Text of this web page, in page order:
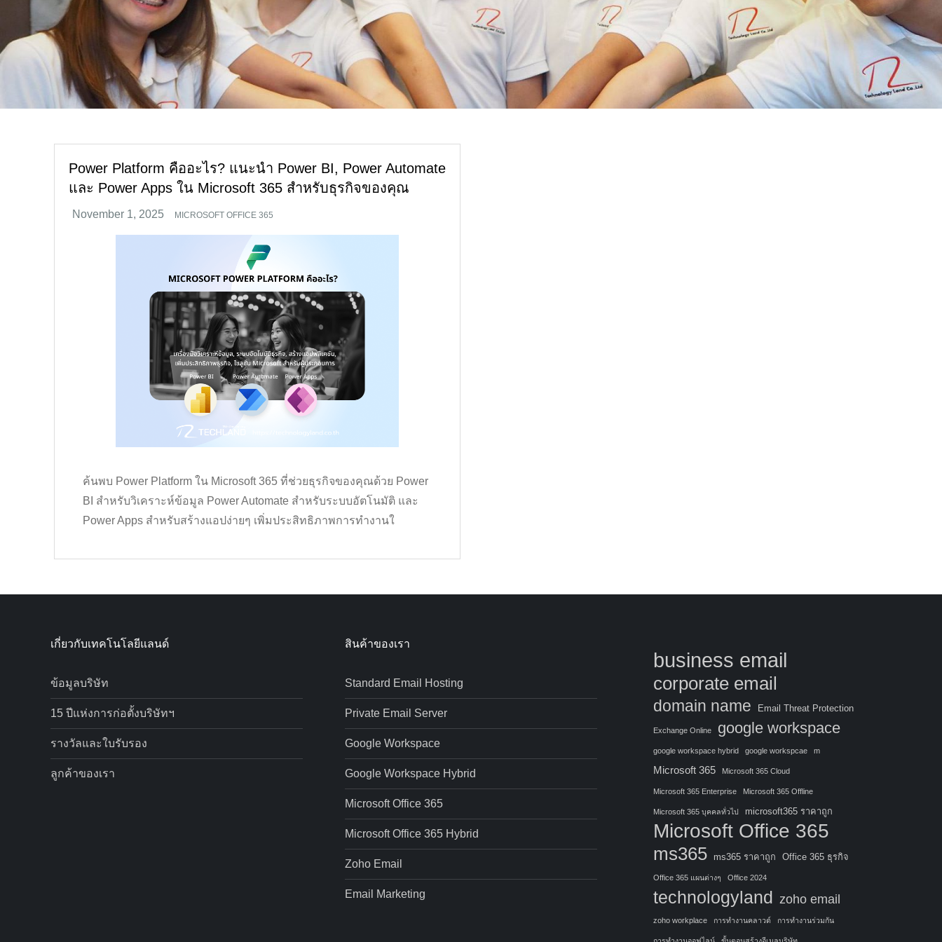
Power Platform คืออะไร? แนะนำ Power BI, Power Automate
และ Power Apps ใน Microsoft 365 สำหรับธุรกิจของคุณ
MICROSOFT OFFICE 365
ค้นพบ Power Platform ใน Microsoft 365 ที่ช่วยธุรกิจของคุณด้วย Power
BI สำหรับวิเคราะห์ข้อมูล Power Automate สำหรับระบบอัตโนมัติ และ
Power Apps สำหรับสร้างแอปง่ายๆ เพิ่มประสิทธิภาพการทำงานใ
เกี่ยวกับเทคโนโลยีแลนด์
ข้อมูลบริษัท
15 ปีแห่งการก่อตั้งบริษัทฯ
รางวัลและใบรับรอง
ลูกค้าของเรา
สินค้าของเรา
Standard Email Hosting
Private Email Server
Google Workspace
Google Workspace Hybrid
Microsoft Office 365
Microsoft Office 365 Hybrid
Zoho Email
Email Marketing
business email
corporate email
domain name Email Threat Protection
Exchange Online google workspace
google workspace hybrid google workspcae m
Microsoft 365 Microsoft 365 Cloud
Microsoft 365 Enterprise Microsoft 365 Offline
Microsoft 365 บุคคลทั่วไป microsoft365 ราคาถูก
Microsoft Office 365
ms365 ms365 ราคาถูก Office 365 ธุรกิจ
Office 365 แผนต่างๆ Office 2024
technologyland zoho email
zoho workplace การทำงานคลาวด์ การทำงานร่วมกัน